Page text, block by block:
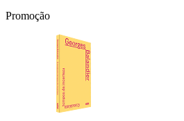
Promoção